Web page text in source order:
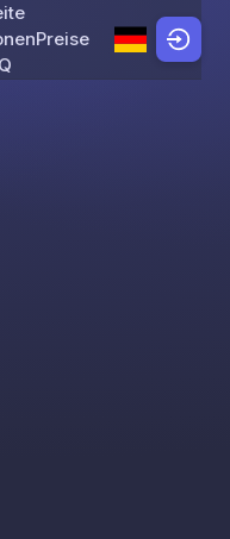
content
Preise